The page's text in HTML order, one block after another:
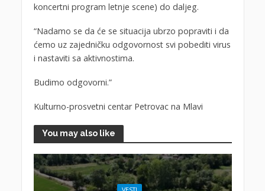
koncertni program letnje scene) do daljeg.
“Nadamo se da će se situacija ubrzo popraviti i da
ćemo uz zajedničku odgovornost svi pobediti virus
i nastaviti sa aktivnostima.
Budimo odgovorni.”
Kulturno-prosvetni centar Petrovac na Mlavi
You may also like